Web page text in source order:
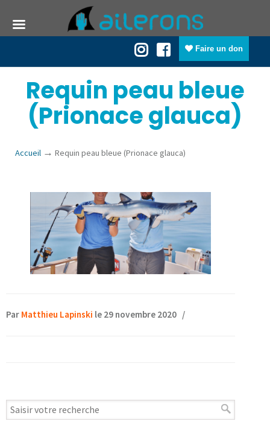
Faire un don
Requin peau bleue
(Prionace glauca)
Accueil → Requin peau bleue (Prionace glauca)
Par Matthieu Lapinski le 29 novembre 2020 /